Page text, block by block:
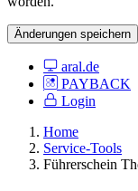
Änderungen speichern
aral.de
PAYBACK
Login
Home
Service-Tools
Führerschein